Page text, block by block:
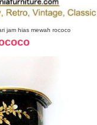
jam hias mewah rococo